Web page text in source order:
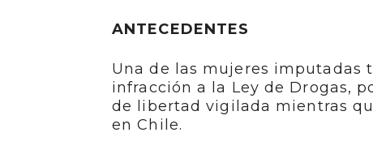
ANTECEDENTES
Una de las mujeres imputadas
infracción a la Ley de Drogas,
de libertad vigilada mientras
en Chile.